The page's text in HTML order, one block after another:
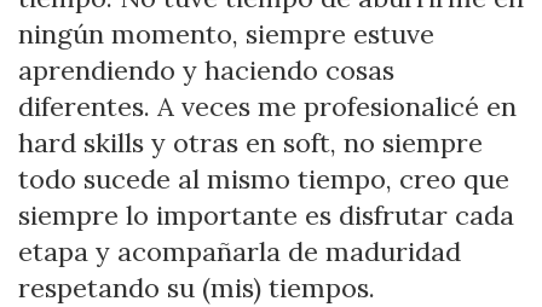
ningún momento, siempre estuve
aprendiendo y haciendo cosas
diferentes. A veces me profesionalicé en
hard skills y otras en soft, no siempre
todo sucede al mismo tiempo, creo que
siempre lo importante es disfrutar cada
etapa y acompañarla de maduridad
respetando su (mis) tiempos.